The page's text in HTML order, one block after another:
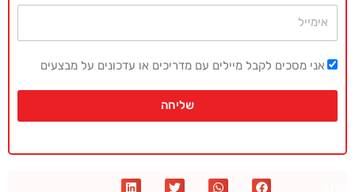
אני מסכים לקבל מיילים עם מדריכים או עדכונים על מבצעים
שליחה